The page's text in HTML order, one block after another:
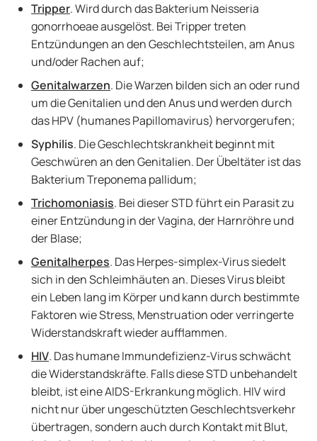
Tripper. Wird durch das Bakterium Neisseria
gonorrhoeae ausgelöst. Bei Tripper treten
Entzündungen an den Geschlechtsteilen, am Anus
und/oder Rachen auf;
Genitalwarzen. Die Warzen bilden sich an oder rund
um die Genitalien und den Anus und werden durch
das HPV (humanes Papillomavirus) hervorgerufen;
Syphilis. Die Geschlechtskrankheit beginnt mit
Geschwüren an den Genitalien. Der Übeltäter ist das
Bakterium Treponema pallidum;
Trichomoniasis. Bei dieser STD führt ein Parasit zu
einer Entzündung in der Vagina, der Harnröhre und
der Blase;
Genitalherpes. Das Herpes-simplex-Virus siedelt
sich in den Schleimhäuten an. Dieses Virus bleibt
ein Leben lang im Körper und kann durch bestimmte
Faktoren wie Stress, Menstruation oder verringerte
Widerstandskraft wieder aufflammen.
HIV. Das humane Immundefizienz-Virus schwächt
die Widerstandskräfte. Falls diese STD unbehandelt
bleibt, ist eine AIDS-Erkrankung möglich. HIV wird
nicht nur über ungeschützten Geschlechtsverkehr
übertragen, sondern auch durch Kontakt mit Blut,